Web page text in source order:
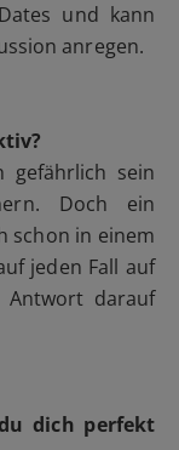
und kann
anregen.
gefährlich sein
Doch ein
schon in einem
jeden Fall auf
darauf
dich perfekt